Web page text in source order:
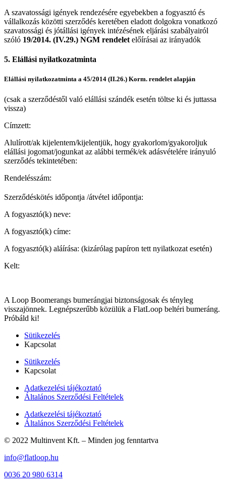
A szavatossági igények rendezésére egyebekben a fogyasztó és
vállalkozás közötti szerződés keretében eladott dolgokra vonatkozó
szavatossági és jótállási igények intézésének eljárási szabályairól
szóló 19/2014. (IV.29.) NGM rendelet előírásai az irányadók
5. Elállási nyilatkozatminta
Elállási nyilatkozatminta a 45/2014 (II.26.) Korm. rendelet alapján
(csak a szerződéstől való elállási szándék esetén töltse ki és juttassa
vissza)
Címzett:
Alulírott/ak kijelentem/kijelentjük, hogy gyakorlom/gyakoroljuk
elállási jogomat/jogunkat az alábbi termék/ek adásvételére irányuló
szerződés tekintetében:
Rendelésszám:
Szerződéskötés időpontja /átvétel időpontja:
A fogyasztó(k) neve:
A fogyasztó(k) címe:
A fogyasztó(k) aláírása: (kizárólag papíron tett nyilatkozat esetén)
Kelt:
A Loop Boomerangs bumerángjai biztonságosak és tényleg
visszajönnek. Legnépszerűbb közülük a FlatLoop beltéri bumeráng.
Próbáld ki!
Sütikezelés
Kapcsolat
Sütikezelés
Kapcsolat
Adatkezelési tájékoztató
Általános Szerződési Feltételek
Adatkezelési tájékoztató
Általános Szerződési Feltételek
© 2022 Multinvent Kft. – Minden jog fenntartva
info@flatloop.hu
0036 20 980 6314